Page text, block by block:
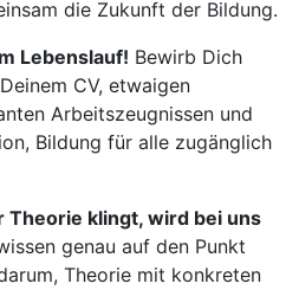
die Zukunft der Bildung.
Lebenslauf! Bewirb Dich
CV, etwaigen
Arbeitszeugnissen und
Bildung für alle zugänglich
Theorie klingt, wird bei uns
genau auf den Punkt
Theorie mit konkreten